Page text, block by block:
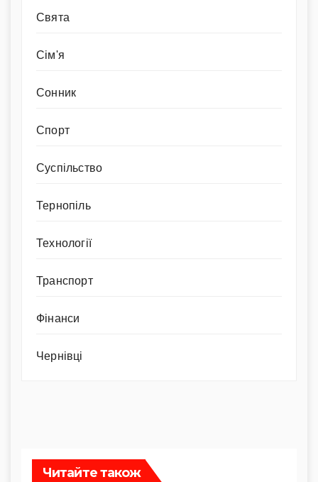
Свята
Сім'я
Сонник
Спорт
Суспільство
Тернопіль
Технології
Транспорт
Фінанси
Чернівці
Читайте також